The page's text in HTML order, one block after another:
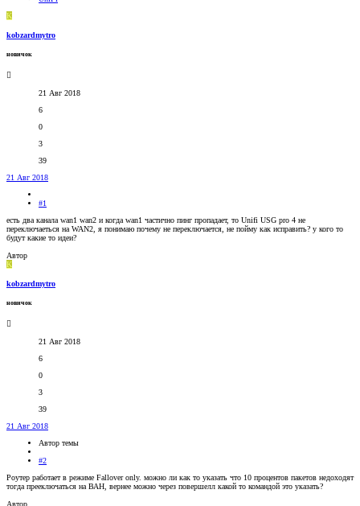
K
kobzardmytro
новичок
21 Авг 2018
6
0
3
39
21 Авг 2018
#1
есть два канала wan1 wan2 и когда wan1 частично пинг пропадает, то Unifi USG pro 4 не
переключаеться на WAN2, я понимаю почему не переключается, не пойму как исправить? у кого то
будут какие то идеи?
Автор
K
kobzardmytro
новичок
21 Авг 2018
6
0
3
39
21 Авг 2018
Автор темы
#2
Роутер работает в режиме Fallover only. можно ли как то указать что 10 процентов пакетов недоходят
тогда прееключаться на ВАН, вернее можно через повершелл какой то командой это указать?
Автор